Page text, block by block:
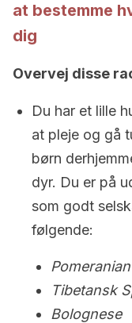
at bestemme
dig
Overvej disse
Du har et lille
at pleje og gå
børn
dyr. Du er på
som godt
følgende:
Pomeranian
Tibetansk
Bolognese